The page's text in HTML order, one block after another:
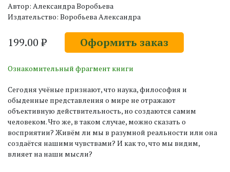
Автор: Александра Воробьева
Издательство: Воробьева Александра
199.00 ₽ Оформить заказ
Ознакомительный фрагмент книги
Сегодня учёные признают, что наука, философия и
обыденные представления о мире не отражают
объективную действительность, но создаются самим
человеком. Что же, в таком случае, можно сказать о
восприятии? Живём ли мы в разумной реальности или она
создаётся нашими чувствами? И как то, что мы видим,
влияет на наши мысли?